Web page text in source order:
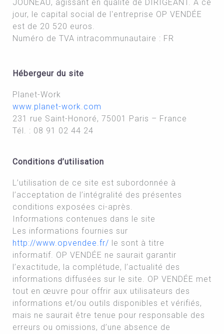
JOUNEAU, agissant en qualité de DIRIGEANT. A ce
jour, le capital social de l'entreprise OP VENDÉE
est de 20 520 euros.
Numéro de TVA intracommunautaire : FR
Hébergeur du site
Planet-Work
www.planet-work.com
231 rue Saint-Honoré, 75001 Paris – France
Tél. : 08 91 02 44 24
Conditions d’utilisation
L’utilisation de ce site est subordonnée à
l’acceptation de l’intégralité des présentes
conditions exposées ci-après.
Informations contenues dans le site
Les informations fournies sur
http://www.opvendee.fr/ le sont à titre
informatif. OP VENDÉE ne saurait garantir
l’exactitude, la complétude, l’actualité des
informations diffusées sur le site. OP VENDÉE met
tout en œuvre pour offrir aux utilisateurs des
informations et/ou outils disponibles et vérifiés,
mais ne saurait être tenue pour responsable des
erreurs ou omissions, d’une absence de